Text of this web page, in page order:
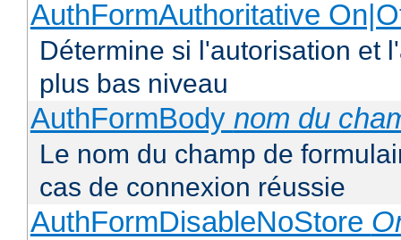
AuthFormAuthoritative
Détermine si l'autorisation et
plus bas niveau
AuthFormBody nom du
Le nom du champ de
cas de connexion réussie
AuthFormDisableNoStore